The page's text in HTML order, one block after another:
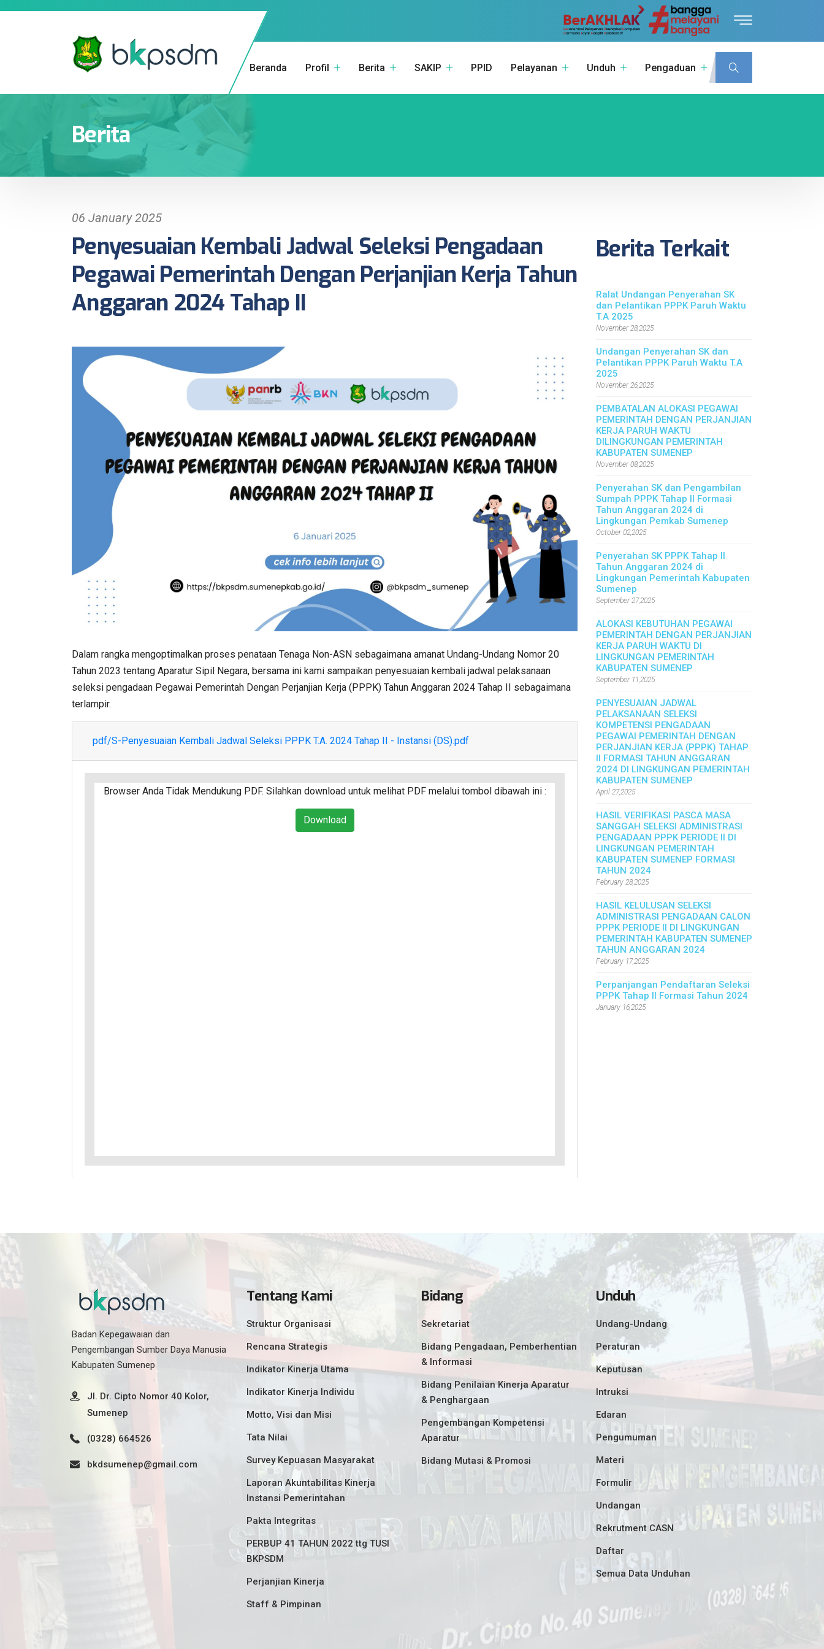
Beranda Profil Berita SAKIP PPID Pelayanan Unduh Pengaduan
Berita
06 January 2025
Penyesuaian Kembali Jadwal Seleksi Pengadaan
Pegawai Pemerintah Dengan Perjanjian Kerja Tahun
Anggaran 2024 Tahap II
Dalam rangka mengoptimalkan proses penataan Tenaga Non-ASN sebagaimana amanat Undang-Undang Nomor 20
Tahun 2023 tentang Aparatur Sipil Negara, bersama ini kami sampaikan penyesuaian kembali jadwal pelaksanaan
seleksi pengadaan Pegawai Pemerintah Dengan Perjanjian Kerja (PPPK) Tahun Anggaran 2024 Tahap II sebagaimana
terlampir.
pdf/S-Penyesuaian Kembali Jadwal Seleksi PPPK T.A. 2024 Tahap II - Instansi (DS).pdf
Browser Anda Tidak Mendukung PDF. Silahkan download untuk melihat PDF melalui tombol dibawah ini :
Download
Berita Terkait
Ralat Undangan Penyerahan SK
dan Pelantikan PPPK Paruh Waktu
T.A 2025
November 28,2025
Undangan Penyerahan SK dan
Pelantikan PPPK Paruh Waktu T.A
2025
November 26,2025
PEMBATALAN ALOKASI PEGAWAI
PEMERINTAH DENGAN PERJANJIAN
KERJA PARUH WAKTU
DILINGKUNGAN PEMERINTAH
KABUPATEN SUMENEP
November 08,2025
Penyerahan SK dan Pengambilan
Sumpah PPPK Tahap II Formasi
Tahun Anggaran 2024 di
Lingkungan Pemkab Sumenep
October 02,2025
Penyerahan SK PPPK Tahap II
Tahun Anggaran 2024 di
Lingkungan Pemerintah Kabupaten
Sumenep
September 27,2025
ALOKASI KEBUTUHAN PEGAWAI
PEMERINTAH DENGAN PERJANJIAN
KERJA PARUH WAKTU DI
LINGKUNGAN PEMERINTAH
KABUPATEN SUMENEP
September 11,2025
PENYESUAIAN JADWAL
PELAKSANAAN SELEKSI
KOMPETENSI PENGADAAN
PEGAWAI PEMERINTAH DENGAN
PERJANJIAN KERJA (PPPK) TAHAP
II FORMASI TAHUN ANGGARAN
2024 DI LINGKUNGAN PEMERINTAH
KABUPATEN SUMENEP
April 27,2025
HASIL VERIFIKASI PASCA MASA
SANGGAH SELEKSI ADMINISTRASI
PENGADAAN PPPK PERIODE II DI
LINGKUNGAN PEMERINTAH
KABUPATEN SUMENEP FORMASI
TAHUN 2024
February 28,2025
HASIL KELULUSAN SELEKSI
ADMINISTRASI PENGADAAN CALON
PPPK PERIODE II DI LINGKUNGAN
PEMERINTAH KABUPATEN SUMENEP
TAHUN ANGGARAN 2024
February 17,2025
Perpanjangan Pendaftaran Seleksi
PPPK Tahap II Formasi Tahun 2024
January 16,2025
Badan Kepegawaian dan
Pengembangan Sumber Daya Manusia
Kabupaten Sumenep
Jl. Dr. Cipto Nomor 40 Kolor,
Sumenep
(0328) 664526
bkdsumenep@gmail.com
Tentang Kami
Struktur Organisasi
Rencana Strategis
Indikator Kinerja Utama
Indikator Kinerja Individu
Motto, Visi dan Misi
Tata Nilai
Survey Kepuasan Masyarakat
Laporan Akuntabilitas Kinerja
Instansi Pemerintahan
Pakta Integritas
PERBUP 41 TAHUN 2022 ttg TUSI
BKPSDM
Perjanjian Kinerja
Staff & Pimpinan
Bidang
Sekretariat
Bidang Pengadaan, Pemberhentian
& Informasi
Bidang Penilaian Kinerja Aparatur
& Penghargaan
Pengembangan Kompetensi
Aparatur
Bidang Mutasi & Promosi
Unduh
Undang-Undang
Peraturan
Keputusan
Intruksi
Edaran
Pengumuman
Materi
Formulir
Undangan
Rekrutment CASN
Daftar
Semua Data Unduhan